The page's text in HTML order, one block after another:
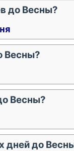
до Весны?
Весны?
Весны?
дней до